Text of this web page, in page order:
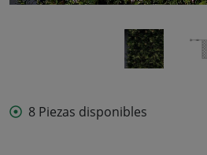
8 Piezas disponibles